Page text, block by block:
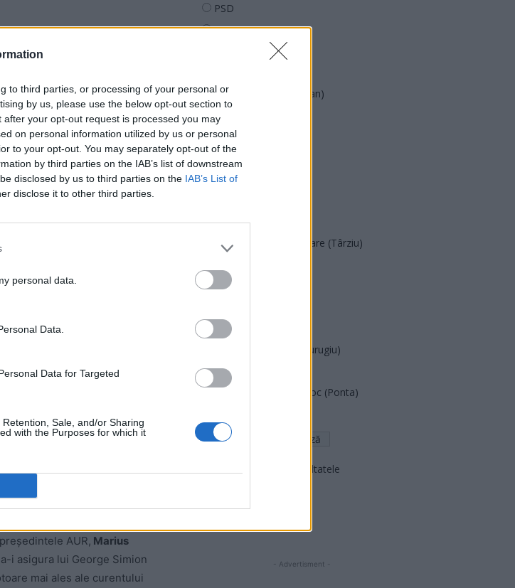
to third parties, or processing of your personal or
by us, please use the below opt-out section to
your opt-out request is processed you may
on personal information utilized by us or personal
to your opt-out. You may separately opt-out of the
by third parties on the IAB’s list of downstream
disclosed by us to third parties on the IAB’s List of
disclose it to other third parties.
personal data.
Data.
Data for Targeted
Sale, and/or Sharing
with the Purposes for which it
(AUR) s-a angajat
în favoarea lui
prezidențiale din 4 și
AUR, Marius
i asigura lui George Simion
mai ales ale curentului
PSD
AUR
Forța Dreptei (L. Orban)
PNȚMM
REPER
SOS (Șoșoacă)
PACE (Peia)
Acțiunea Conservatoare (Târziu)
PUSL (D. Voiculescu)
PNCR (Terheș)
Partidul Patrioților (Surugiu)
FAR (Coarnă)
România pe Primul Loc (Ponta)
Arată rezultatele
- Advertisment -